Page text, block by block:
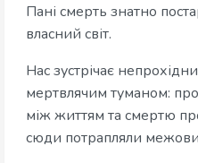
Пані смерть знатно
власний світ.
Нас зустрічає
мертвлячим туманом:
між життям та смертю
сюди потрапляли